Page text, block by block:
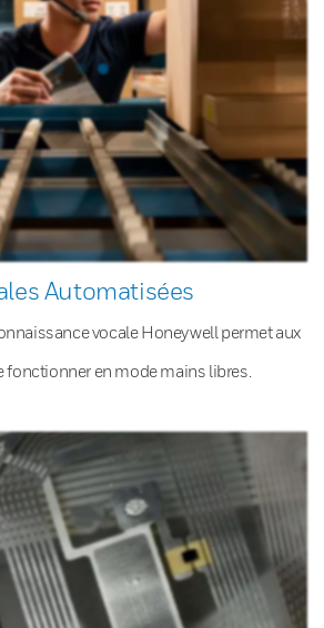
Automatisées
vocale Honeywell permet aux
fonctionner en mode mains libres.